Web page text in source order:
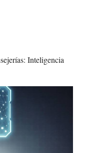
Inteligencia